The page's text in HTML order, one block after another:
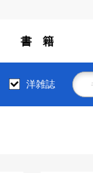
書 籍
洋雑誌